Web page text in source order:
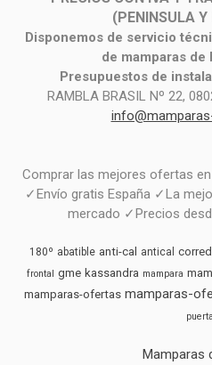
(PENINSULA Y
Disponemos de servicio
de mamparas de
Presupuestos de
RAMBLA BRASIL Nº 22,
Comprar las mejores ofertas
✓Envío gratis España ✓La
mercado ✓Precios
180º abatible anti-cal antical
frontal
gme kassandra mampara
mamparas-ofertas mamparas-
puerta
Mamparas